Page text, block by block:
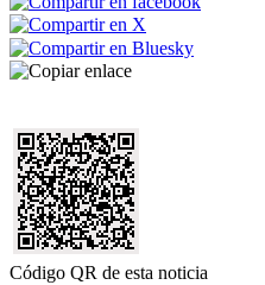
Código QR de esta noticia